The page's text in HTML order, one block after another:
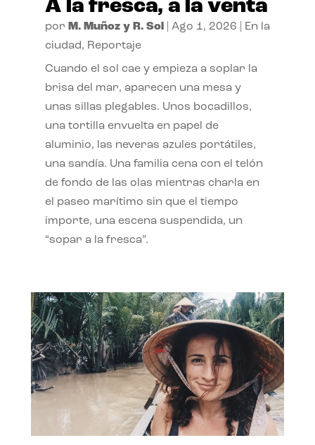
A la fresca, a la venta
por M. Muñoz y R. Sol| Ago 1, 2026
En la
ciudad, Reportaje
Cuando el sol cae y empieza a soplar la
brisa del mar, aparecen una mesa y
unas sillas plegables. Unos bocadillos,
una tortilla envuelta en papel de
aluminio, las neveras azules portátiles,
una sandía. Una familia cena con el telón
de fondo de las olas mientras charla en
el paseo marítimo sin que el tiempo
importe, una escena suspendida, un
“sopar a la fresca”.